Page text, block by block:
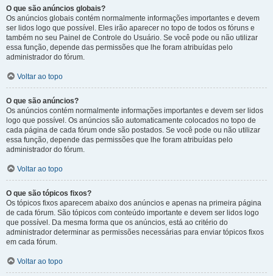
O que são anúncios globais?
Os anúncios globais contém normalmente informações importantes e devem
ser lidos logo que possível. Eles irão aparecer no topo de todos os fóruns e
também no seu Painel de Controle do Usuário. Se você pode ou não utilizar
essa função, depende das permissões que lhe foram atribuídas pelo
administrador do fórum.
Voltar ao topo
O que são anúncios?
Os anúncios contém normalmente informações importantes e devem ser lidos
logo que possível. Os anúncios são automaticamente colocados no topo de
cada página de cada fórum onde são postados. Se você pode ou não utilizar
essa função, depende das permissões que lhe foram atribuídas pelo
administrador do fórum.
Voltar ao topo
O que são tópicos fixos?
Os tópicos fixos aparecem abaixo dos anúncios e apenas na primeira página
de cada fórum. São tópicos com conteúdo importante e devem ser lidos logo
que possível. Da mesma forma que os anúncios, está ao critério do
administrador determinar as permissões necessárias para enviar tópicos fixos
em cada fórum.
Voltar ao topo